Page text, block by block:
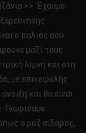
>>. Έχουμε
ο παλιός σου
μαζί τους
λίμνη και στη
με επικεφαλής
και θα είναι
Γνωρίσαμε
ο ροζ σίδηρος,